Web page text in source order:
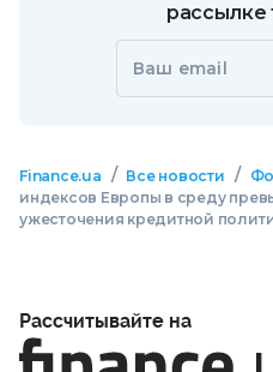
рассылке
Ваш email
Finance.ua / Все новости /
индексов Европы в среду
ужесточения кредитной
Рассчитывайте на